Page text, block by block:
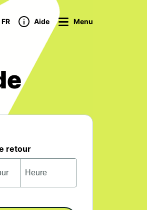
FR Aide Menu
retour